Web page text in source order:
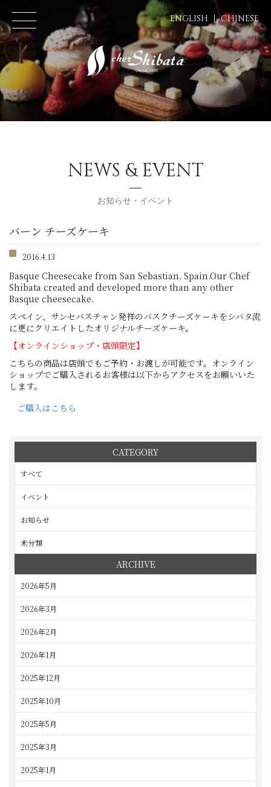
ENGLISH CHINESE
NEWS & EVENT
お知らせ・イベント
バーン チーズケーキ
2016.4.13
Basque Cheesecake from San Sebastian, Spain.Our Chef
Shibata created and developed more than any other
Basque cheesecake.
スペイン、サンセバスチャン発祥のバスクチーズケーキをシバタ流
に更にクリエイトしたオリジナルチーズケーキ。
【オンラインショップ・店頭限定】
こちらの商品は店頭でもご予約・お渡しが可能です。オンライン
ショップでご購入されるお客様は以下からアクセスをお願いいた
します。
ご購入はこちら
CATEGORY
すべて
イベント
お知らせ
未分類
ARCHIVE
2026年5月
2026年3月
2026年2月
2026年1月
2025年12月
2025年10月
2025年5月
2025年3月
2025年1月